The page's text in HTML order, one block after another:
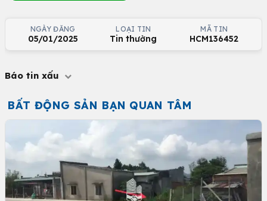
NGÀY ĐĂNG
05/01/2025
LOẠI TIN
Tin thường
MÃ TIN
HCM136452
Báo tin xấu
BẤT ĐỘNG SẢN BẠN QUAN TÂM